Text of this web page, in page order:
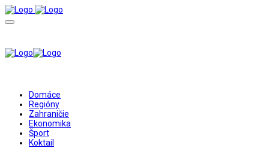
Domáce
Regióny
Zahraničie
Ekonomika
Šport
Koktail